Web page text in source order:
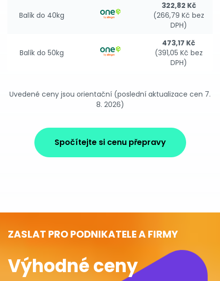
Balík do 40kg
322,82 Kč
(266,79 Kč bez
DPH)
Balík do 50kg
473,17 Kč
(391,05 Kč bez
DPH)
Uvedené ceny jsou orientační (poslední aktualizace cen 7.
8. 2026)
Spočítejte si cenu přepravy
ZASLAT PRO PODNIKATELE A FIRMY
Výhodné ceny